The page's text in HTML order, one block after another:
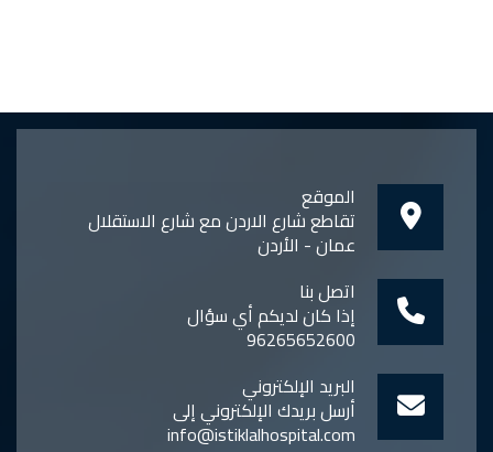
الموقع
تقاطع شارع الاردن مع شارع الاستقلال
عمان - الأردن
اتصل بنا
إذا كان لديكم أي سؤال
96265652600
البريد الإلكتروني
أرسل بريدك الإلكتروني إلى
info@istiklalhospital.com